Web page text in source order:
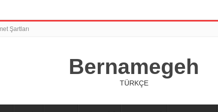
Şartları
Bernamegeh
TÜRKÇE